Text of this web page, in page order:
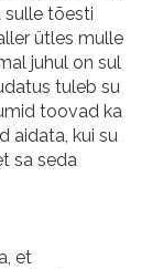
sulle tõesti
ütles mulle
juhul on sul
tuleb su
toovad ka
aidata, kui su
sa seda
et